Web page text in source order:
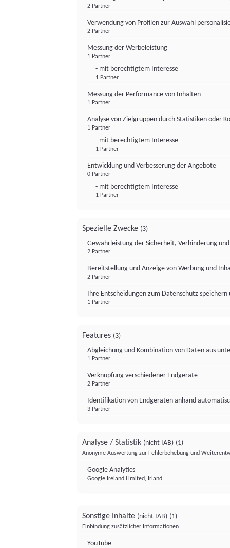
2 Partner
Verwendung von Profilen zur Auswahl
2 Partner
Messung der Werbeleistung
1 Partner
- mit berechtigtem Interesse
1 Partner
Messung der Performance von Inhalten
1 Partner
Analyse von Zielgruppen durch Statistiken oder
1 Partner
- mit berechtigtem Interesse
1 Partner
Entwicklung und Verbesserung der Angebote
0 Partner
- mit berechtigtem Interesse
1 Partner
Spezielle Zwecke (3)
Gewährleistung der Sicherheit, Verhinderung
2 Partner
Bereitstellung und Anzeige von Werbung und
2 Partner
Ihre Entscheidungen zum Datenschutz
1 Partner
Features (3)
Abgleichung und Kombination von Daten aus
1 Partner
Verknüpfung verschiedener Endgeräte
2 Partner
Identifikation von Endgeräten anhand
3 Partner
Analyse / Statistik (nicht IAB) (1)
Anonyme Auswertung zur Fehlerbehebung und
Google Analytics
Google Ireland Limited, Irland
Sonstige Inhalte (nicht IAB) (1)
Einbindung zusätzlicher Informationen
YouTube